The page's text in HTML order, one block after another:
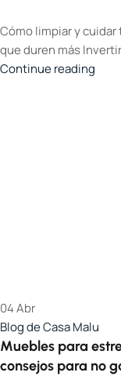
Cómo limpiar y
que duren más
Continue reading
04Abr
Blog de Casa Malu
Muebles para
consejos para no